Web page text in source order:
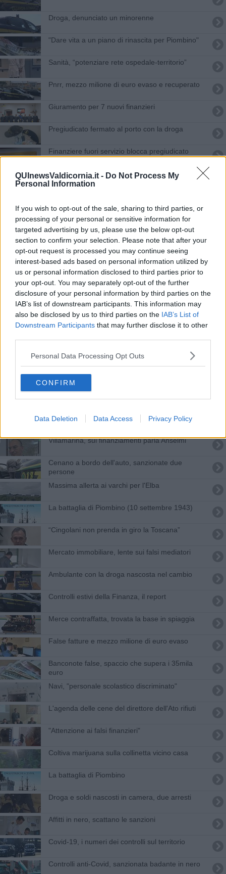
QUInewsValdicornia.it - Do Not Process My
Personal Information
If you wish to opt-out of the sale, sharing to third parties, or
processing of your personal or sensitive information for
targeted advertising by us, please use the below opt-out
section to confirm your selection. Please note that after your
opt-out request is processed you may continue seeing
interest-based ads based on personal information utilized by
us or personal information disclosed to third parties prior to
your opt-out. You may separately opt-out of the further
disclosure of your personal information by third parties on the
IAB’s list of downstream participants. This information may
also be disclosed by us to third parties on the IAB’s List of
Downstream Participants that may further disclose it to other
Personal Data Processing Opt Outs
CONFIRM
Data Deletion Data Access Privacy Policy
Droga, denunciato un minorenne
"Dare vita a un piano di rinascita per Piombino"
Sanità, “potenziare rete ospedale-territorio”
Pnrr, mezzo milione di euro evaso e recuperato
Giuramento per 7 nuovi finanzieri
Pregiudicato fermato al porto con la droga
Finanziere fuori servizio blocca pregiudicato
L'Act guida il viaggio tra gli Etruschi
Con il gommone in balia della corrente
Falsi e non sicuri, migliaia di oggetti nel mirino
In vacanza con la droga
Nei guai per affitti in nero e finte prime case
Libera, dopo l'agente Corbo arriva Piera Tramuta
Evasione fiscale, scoperti venti casi
"Il lavoro agricolo sta diventando una giungla"
Battaglia di Piombino, la cerimonia e il corteo
Sequestrati quindicimila prodotti irregolari
Villamarina, sui finanziamenti parla Anselmi
Cenano a bordo dell'auto, sanzionate due
persone
Massima allerta ai varchi per l'Elba
La battaglia di Piombino (10 settembre 1943)
“Cingolani non prenda in giro la Toscana”
Mercato immobiliare, lente sui falsi mediatori
Ambulante con la droga nascosta nel cambio
Controlli estivi della Finanza, il report
Merce contraffatta, trovata la base in spiaggia
False fatture e mezzo milione di euro evaso
Banconote false, spaccio che supera i 35mila
euro
Navi, "personale scolastico discriminato"
L'agenda delle cene del direttore dell'Ato rifiuti
"Attenzione ai falsi finanzieri"
Coltiva marijuana sulla collinetta vicino casa
La battaglia di Piombino
Droga e soldi nascosti in camera, due arresti
Affitti in nero, scattano le sanzioni
Covid-19, i numeri dei controlli sul territorio
Controlli anti-Covid, sanzionata badante in nero